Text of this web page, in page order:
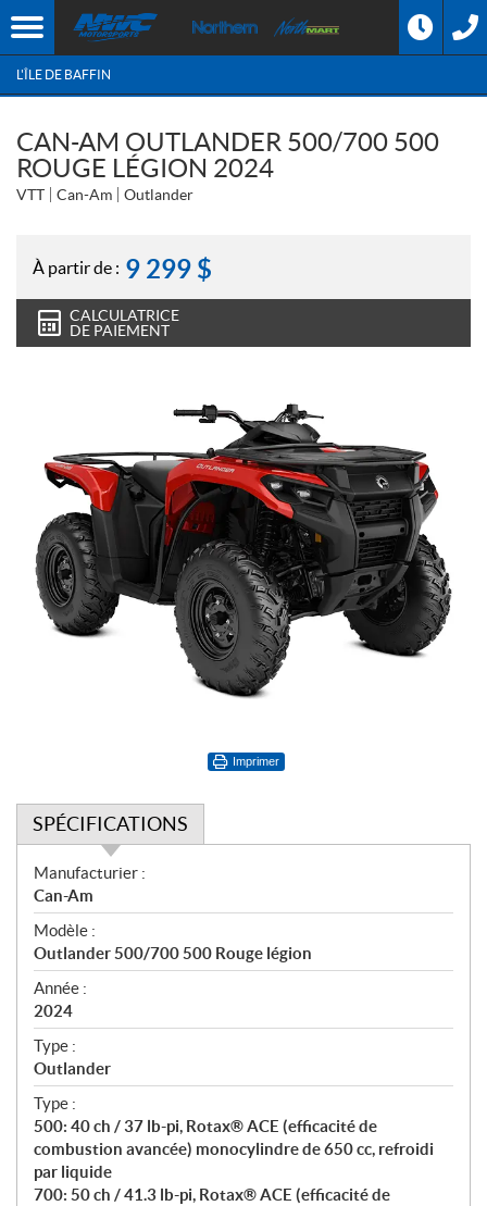
L'ÎLE DE BAFFIN
CAN-AM OUTLANDER 500/700 500
ROUGE LÉGION 2024
VTT Can-Am Outlander
À partir de : 9 299 $
CALCULATRICE
DE PAIEMENT
Imprimer
SPÉCIFICATIONS
S
p
é
c
i
f
i
c
a
t
i
o
n
s
Manufacturier :
Can-Am
Modèle :
Outlander 500/700 500 Rouge légion
Année :
2024
Type :
Outlander
Type :
500: 40 ch / 37 lb-pi, Rotax® ACE (efficacité de
combustion avancée) monocylindre de 650 cc, refroidi
par liquide
700: 50 ch / 41.3 lb-pi, Rotax® ACE (efficacité de